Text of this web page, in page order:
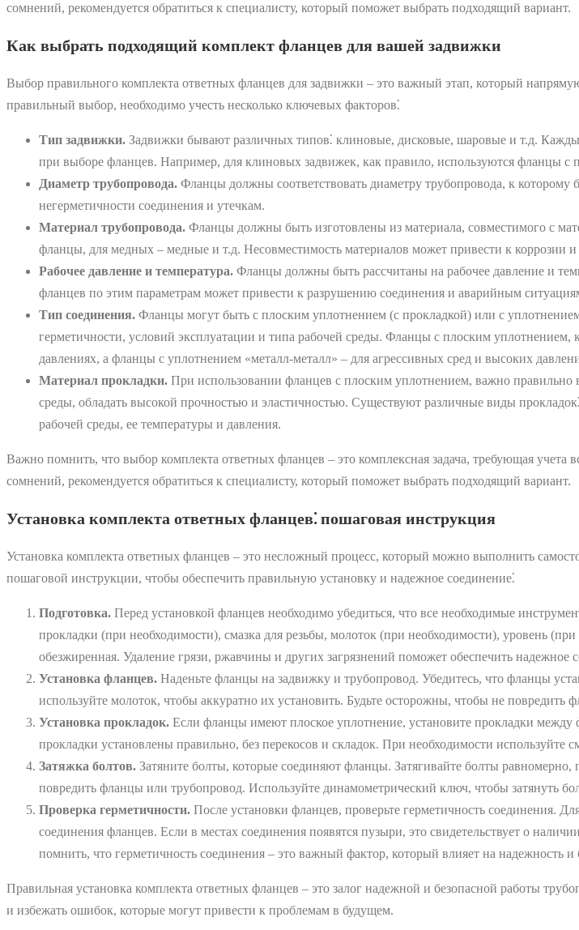
сомнений, рекомендуется обратиться к специалисту, который поможет выбрать подходящий вариант.
Как выбрать подходящий комплект фланцев для вашей задвижки
Выбор правильного комплекта ответных фланцев для задвижки – это важный этап, который
правильный выбор, необходимо учесть несколько ключевых факторов⁚
Тип задвижки. Задвижки бывают различных типов⁚ клиновые, дисковые, шаровые и т.д.
при выборе фланцев. Например, для клиновых задвижек, как правило, используются фланцы
Диаметр трубопровода. Фланцы должны соответствовать диаметру трубопровода, к
негерметичности соединения и утечкам.
Материал трубопровода. Фланцы должны быть изготовлены из материала, совместимого с
фланцы, для медных – медные и т.д. Несовместимость материалов может привести к коррозии
Рабочее давление и температура. Фланцы должны быть рассчитаны на рабочее давление и
фланцев по этим параметрам может привести к разрушению соединения и аварийным
Тип соединения. Фланцы могут быть с плоским уплотнением (с прокладкой) или с
герметичности, условий эксплуатации и типа рабочей среды. Фланцы с плоским
давлениях, а фланцы с уплотнением «металл-металл» – для агрессивных сред и высоких
Материал прокладки. При использовании фланцев с плоским уплотнением, важно правильно
среды, обладать высокой прочностью и эластичностью. Существуют различные виды
рабочей среды, ее температуры и давления.
Важно помнить, что выбор комплекта ответных фланцев – это комплексная задача, требующая
сомнений, рекомендуется обратиться к специалисту, который поможет выбрать подходящий вариант.
Установка комплекта ответных фланцев⁚ пошаговая инструкция
Установка комплекта ответных фланцев – это несложный процесс, который можно выполнить
пошаговой инструкции, чтобы обеспечить правильную установку и надежное соединение⁚
Подготовка. Перед установкой фланцев необходимо убедиться, что все необходимые
прокладки (при необходимости), смазка для резьбы, молоток (при необходимости), уровень
обезжиренная. Удаление грязи, ржавчины и других загрязнений поможет обеспечить надежное
Установка фланцев. Наденьте фланцы на задвижку и трубопровод. Убедитесь, что фланцы
используйте молоток, чтобы аккуратно их установить. Будьте осторожны, чтобы не повредить
Установка прокладок. Если фланцы имеют плоское уплотнение, установите прокладки
прокладки установлены правильно, без перекосов и складок. При необходимости используйте
Затяжка болтов. Затяните болты, которые соединяют фланцы. Затягивайте болты
повредить фланцы или трубопровод. Используйте динамометрический ключ, чтобы затянуть
Проверка герметичности. После установки фланцев, проверьте герметичность соединения.
соединения фланцев. Если в местах соединения появятся пузыри, это свидетельствует о
помнить, что герметичность соединения – это важный фактор, который влияет на надежность и
Правильная установка комплекта ответных фланцев – это залог надежной и безопасной работы
и избежать ошибок, которые могут привести к проблемам в будущем.